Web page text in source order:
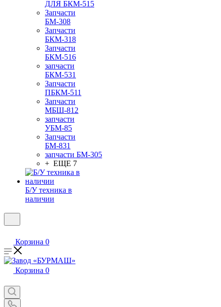
ДЛЯ БКМ-515
Запчасти
БМ-308
Запчасти
БКМ-318
Запчасти
БКМ-516
запчасти
БКМ-531
Запчасти
ПБКМ-511
Запчасти
МБШ-812
запчасти
УБМ-85
Запчасти
БМ-831
запчасти БМ-305
+ ЕЩЕ 7
Б/У техника в
наличии
Корзина 0
Корзина 0